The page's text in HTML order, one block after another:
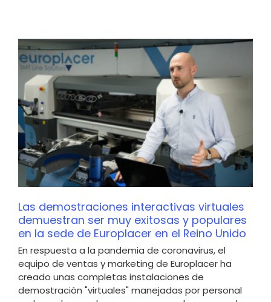
Las demostraciones interactivas virtuales
demuestran ser muy exitosas y populares
en la sede de Europlacer en el Reino Unido
En respuesta a la pandemia de coronavirus, el
equipo de ventas y marketing de Europlacer ha
creado unas completas instalaciones de
demostración "virtuales" manejadas por personal